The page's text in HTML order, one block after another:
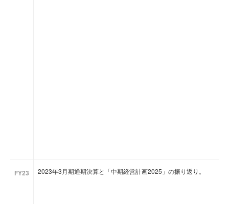
FY23 2023年3月期通期決算と「中期経営計画2025」の振り返り。